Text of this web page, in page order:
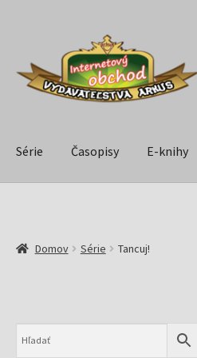
Série Časopisy E-knihy
Domov Série Tancuj!